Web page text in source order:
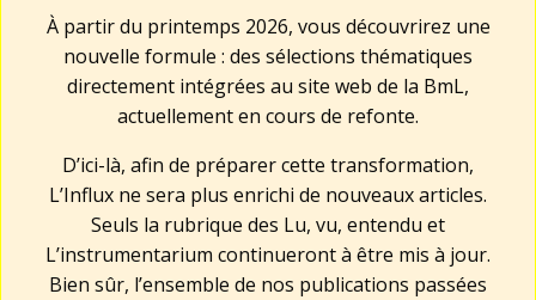
À partir du printemps 2026, vous découvrirez une
nouvelle formule : des sélections thématiques
directement intégrées au site web de la BmL,
actuellement en cours de refonte.
D’ici-là, afin de préparer cette transformation,
L’Influx ne sera plus enrichi de nouveaux articles.
Seuls la rubrique des Lu, vu, entendu et
L’instrumentarium continueront à être mis à jour.
Bien sûr, l’ensemble de nos publications passées